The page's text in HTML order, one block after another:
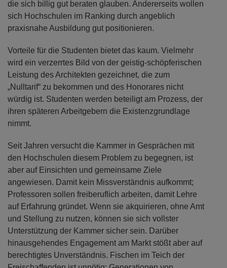
die sich billig gut beraten glauben. Andererseits wollen
sich Hochschulen im Ranking durch angeblich
praxisnahe Ausbildung gut positionieren.
Vorteile für die Studenten bietet das kaum. Vielmehr
wird ein verzerrtes Bild von der geistig-schöpferischen
Leistung des Architekten gezeichnet, die zum
„Nulltarif“ zu bekommen und des Honorares nicht
würdig ist. Studenten werden beteiligt am Prozess, der
ihren späteren Arbeitgebern die Existenzgrundlage
nimmt.
Seit Jahren versucht die Kammer in Gesprächen mit
den Hochschulen diesem Problem zu begegnen, ist
aber auf Einsichten und gemeinsame Ziele
angewiesen. Damit kein Missverständnis aufkommt;
Professoren sollen freiberuflich arbeiten, damit Lehre
auf Erfahrung gründet. Wenn sie akquirieren, ohne Amt
und Stellung zu nutzen, können sie sich vollster
Unterstützung der Kammer sicher sein. Darüber
hinausgehendes Engagement am Markt stößt aber auf
berechtigtes Unverständnis. Fischen im Teich der